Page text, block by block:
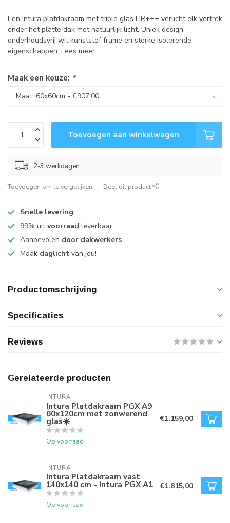
Een Intura platdakraam met triple glas HR+++ verlicht elk vertrek
onder het platte dak met natuurlijk licht. Uniek design,
onderhoudsvrij wit kunststof frame en sterke isolerende
eigenschappen. Lees meer.
Maak een keuze: *
Toevoegen aan winkelwagen
2-3 werkdagen
Toevoegen om te vergelijken Deel dit product
Snelle levering
99% uitvoorraad leverbaar
Aanbevolen door dakwerkers
Maak daglicht van jou!
Productomschrijving
Specificaties
Reviews
Gerelateerde producten
INTURA
Intura Platdakraam PGX A9
60x120cm met zonwerend
glas☀️
Op voorraad
€1.159,00
INTURA
Intura Platdakraam vast
140x140 cm - Intura PGX A1
Op voorraad
€1.815,00